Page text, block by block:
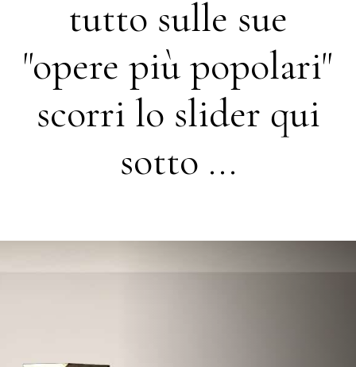
tutto sulle sue
"opere più popolari"
scorri lo slider qui
sotto ...